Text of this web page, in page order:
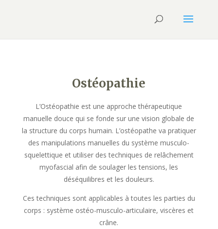
Ostéopathie
L’Ostéopathie est une approche thérapeutique
manuelle douce qui se fonde sur une vision globale de
la structure du corps humain. L’ostéopathe va pratiquer
des manipulations manuelles du système musculo-
squelettique et utiliser des techniques de relâchement
myofascial afin de soulager les tensions, les
déséquilibres et les douleurs.
Ces techniques sont applicables à toutes les parties du
corps : système ostéo-musculo-articulaire, viscères et
crâne.